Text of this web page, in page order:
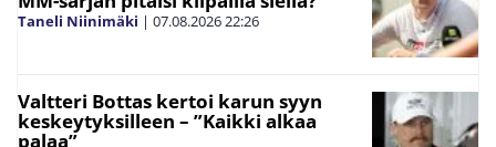
Taneli Niinimäki | 07.08.202622:26
Valtteri Bottas kertoi karun syyn
keskeytyksilleen – ”Kaikki alkaa
palaa”